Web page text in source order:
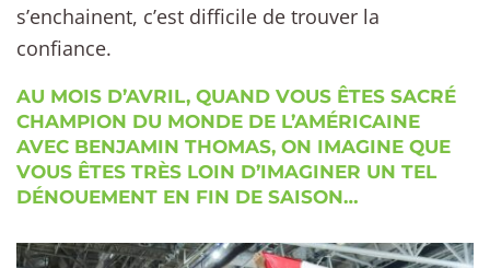
s’enchainent, c’est difficile de trouver la
confiance.
AU MOIS D’AVRIL, QUAND VOUS ÊTES SACRÉ
CHAMPION DU MONDE DE L’AMÉRICAINE
AVEC BENJAMIN THOMAS, ON IMAGINE QUE
VOUS ÊTES TRÈS LOIN D’IMAGINER UN TEL
DÉNOUEMENT EN FIN DE SAISON…